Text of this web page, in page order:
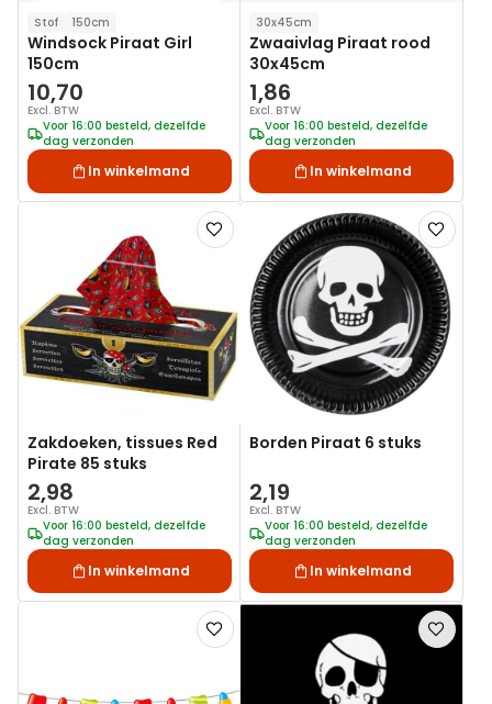
Stof 150cm
Windsock Piraat Girl
150cm
10,70
Excl. BTW
Voor 16:00 besteld, dezelfde
dag verzonden
In winkelmand
30x45cm
Zwaaivlag Piraat rood
30x45cm
1,86
Excl. BTW
Voor 16:00 besteld, dezelfde
dag verzonden
In winkelmand
Voeg
toe
verlanglijst
Zakdoeken, tissues Red
Pirate 85 stuks
2,98
Excl. BTW
Voor 16:00 besteld, dezelfde
dag verzonden
In winkelmand
Voeg
toe
aan
Borden Piraat 6 stuks
2,19
Excl. BTW
Voor 16:00 besteld, dezelfde
dag verzonden
In winkelmand
Voeg
toe
verlanglijst
Voeg
toe